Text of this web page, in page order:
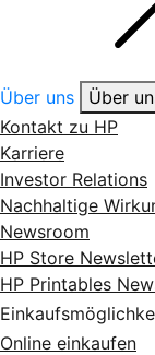
Über uns
Über
Kontakt zu HP
Karriere
Investor Relations
Nachhaltige
Newsroom
HP Store
HP Printables
Online einkaufen